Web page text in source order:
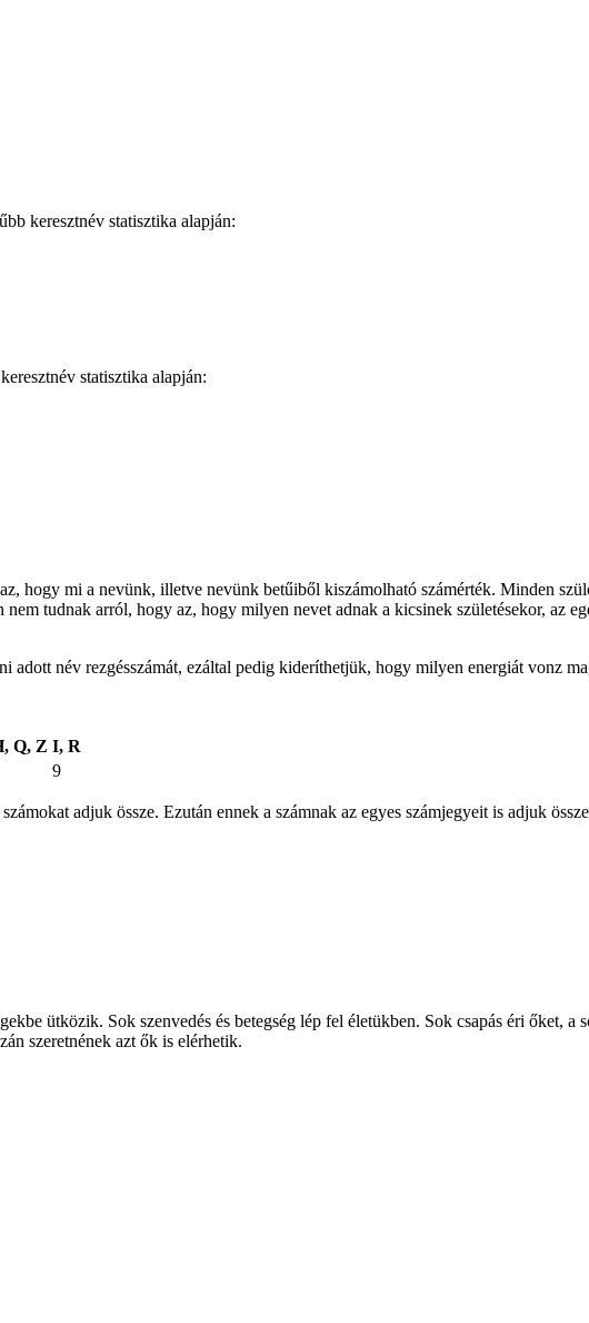
keresztnév statisztika alapján:
statisztika alapján:
hogy mi a nevünk, illetve nevünk betűiből kiszámolható számérték. Minden
tudnak arról, hogy az, hogy milyen nevet adnak a kicsinek születésekor, az
adott név rezgésszámát, ezáltal pedig kideríthetjük, hogy milyen energiát vonz
Q, Z I, R
9
adjuk össze. Ezután ennek a számnak az egyes számjegyeit is adjuk
ütközik. Sok szenvedés és betegség lép fel életükben. Sok csapás éri őket, a
szeretnének azt ők is elérhetik.